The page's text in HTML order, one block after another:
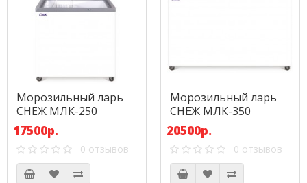
Морозильный ларь
СНЕЖ МЛК-250
17500р.
0 отзывов
Морозильный ларь
СНЕЖ МЛК-350
20500р.
0 отзывов